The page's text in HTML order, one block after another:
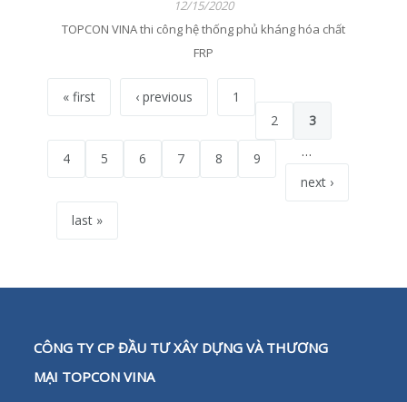
12/15/2020
TOPCON VINA thi công hệ thống phủ kháng hóa chất
FRP
« first ‹ previous
1
2
3
4 5 6 7 8 9
…
next ›
last »
CÔNG TY CP ĐẦU TƯ XÂY DỰNG VÀ THƯƠNG
MẠI TOPCON VINA